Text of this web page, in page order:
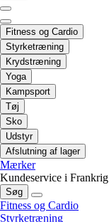
Fitness og Cardio
Styrketræning
Krydstræning
Yoga
Kampsport
Tøj
Sko
Udstyr
Afslutning af lager
Mærker
Kundeservice i Frankrig
Søg
Fitness og Cardio
Styrketræning